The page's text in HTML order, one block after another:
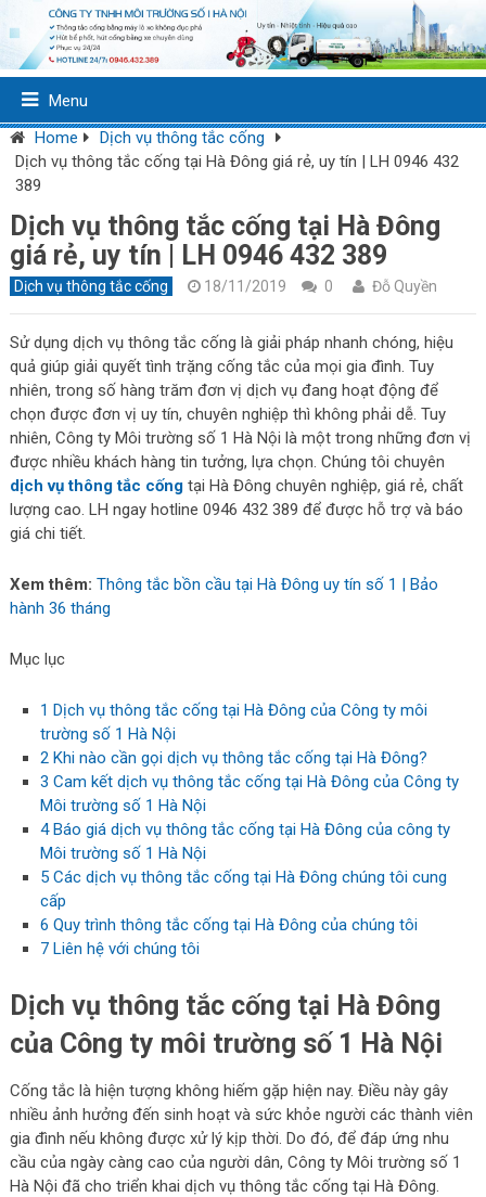
Menu
Home
Dịch vụ thông tắc cống
Dịch vụ thông tắc cống tại Hà Đông giá rẻ, uy tín | LH 0946 432
389
Dịch vụ thông tắc cống tại Hà Đông
giá rẻ, uy tín | LH 0946 432 389
Dịch vụ thông tắc cống 18/11/2019 0 Đỗ Quyền
Sử dụng dịch vụ thông tắc cống là giải pháp nhanh chóng, hiệu
quả giúp giải quyết tình trặng cống tắc của mọi gia đình. Tuy
nhiên, trong số hàng trăm đơn vị dịch vụ đang hoạt động để
chọn được đơn vị uy tín, chuyên nghiệp thì không phải dễ. Tuy
nhiên, Công ty Môi trường số 1 Hà Nội là một trong những đơn vị
được nhiều khách hàng tin tưởng, lựa chọn. Chúng tôi chuyên
dịch vụ thông tắc cống tại Hà Đông chuyên nghiệp, giá rẻ, chất
lượng cao. LH ngay hotline 0946 432 389 để được hỗ trợ và báo
giá chi tiết.
Xem thêm: Thông tắc bồn cầu tại Hà Đông uy tín số 1 | Bảo
hành 36 tháng
Mục lục
1 Dịch vụ thông tắc cống tại Hà Đông của Công ty môi
trường số 1 Hà Nội
2 Khi nào cần gọi dịch vụ thông tắc cống tại Hà Đông?
3 Cam kết dịch vụ thông tắc cống tại Hà Đông của Công ty
Môi trường số 1 Hà Nội
4Báo giá dịch vụ thông tắc cống tại Hà Đông của công ty
Môi trường số 1 Hà Nội
5 Các dịch vụ thông tắc cống tại Hà Đông chúng tôi cung
cấp
6 Quy trình thông tắc cống tại Hà Đông của chúng tôi
7 Liên hệ với chúng tôi
Dịch vụ thông tắc cống tại Hà Đông
của Công ty môi trường số 1 Hà Nội
Cống tắc là hiện tượng không hiếm gặp hiện nay. Điều này gây
nhiều ảnh hưởng đến sinh hoạt và sức khỏe người các thành viên
gia đình nếu không được xử lý kịp thời. Do đó, để đáp ứng nhu
cầu của ngày càng cao của người dân, Công ty Môi trường số 1
Hà Nội đã cho triển khai dịch vụ thông tắc cống tại Hà Đông.